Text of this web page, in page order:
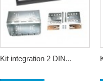
Kit integration 2 DIN...